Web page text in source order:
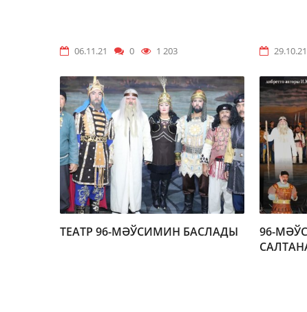
06.11.21 0 1 203 29.10.21
ТЕАТР 96-МӘЎСИМИН БАСЛАДЫ
96-